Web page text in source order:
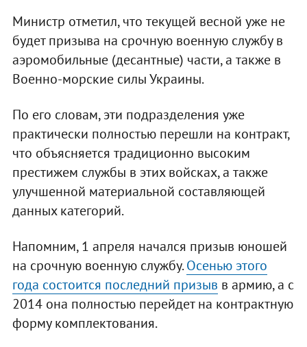
Министр отметил, что текущей весной уже не
будет призыва на срочную военную службу в
аэромобильные (десантные) части, а также в
Военно-морские силы Украины.
По его словам, эти подразделения уже
практически полностью перешли на контракт,
что объясняется традиционно высоким
престижем службы в этих войсках, а также
улучшенной материальной составляющей
данных категорий.
Напомним, 1 апреля начался призыв юношей
на срочную военную службу.Осенью этого
года состоится последний призыв в армию, а с
2014 она полностью перейдет на контрактную
форму комплектования.